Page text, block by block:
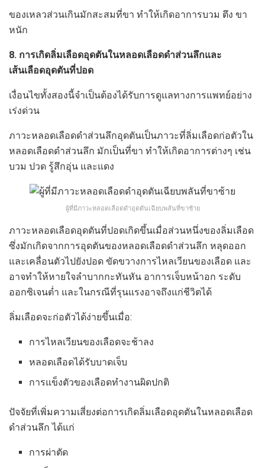
ของเหลวส่วนเกินมักสะสมที่ขา ทำให้เกิดอาการบวม ตึง ขา
หนัก
8. การเกิดลิ่มเลือดอุดตันในหลอดเลือดดำส่วนลึกและ
เส้นเลือดอุดตันที่ปอด
เงื่อนไขทั้งสองนี้จำเป็นต้องได้รับการดูแลทางการแพทย์อย่าง
เร่งด่วน
ภาวะหลอดเลือดดำส่วนลึกอุดตันเป็นภาวะที่ลิ่มเลือดก่อตัวใน
หลอดเลือดดำส่วนลึก มักเป็นที่ขา ทำให้เกิดอาการต่างๆ เช่น
บวม ปวด รู้สึกอุ่น และแดง
ผู้ที่มีภาวะหลอดเลือดดำอุดตันเฉียบพลันที่ขาซ้าย
ภาวะหลอดเลือดอุดตันที่ปอดเกิดขึ้นเมื่อส่วนหนึ่งของลิ่มเลือด
ซึ่งมักเกิดจากการอุดตันของหลอดเลือดดำส่วนลึก หลุดออก
และเคลื่อนตัวไปยังปอด ขัดขวางการไหลเวียนของเลือด และ
อาจทำให้หายใจลำบากกะทันหัน อาการเจ็บหน้าอก ระดับ
ออกซิเจนต่ำ และในกรณีที่รุนแรงอาจถึงแก่ชีวิตได้
ลิ่มเลือดจะก่อตัวได้ง่ายขึ้นเมื่อ:
การไหลเวียนของเลือดจะช้าลง
หลอดเลือดได้รับบาดเจ็บ
การแข็งตัวของเลือดทำงานผิดปกติ
ปัจจัยที่เพิ่มความเสี่ยงต่อการเกิดลิ่มเลือดอุดตันในหลอดเลือด
ดำส่วนลึก ได้แก่
การผ่าตัด